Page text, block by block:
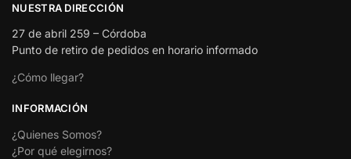
NUESTRA DIRECCIÓN
27 de abril 259 – Córdoba
Punto de retiro de pedidos en horario informado
¿Cómo llegar?
INFORMACIÓN
¿Quienes Somos?
¿Por qué elegirnos?